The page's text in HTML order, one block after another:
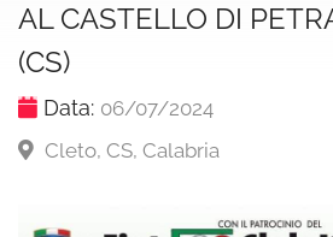
AL CASTELLO DI
(CS)
Data: 06/07/2024
Cleto, CS, Calabria